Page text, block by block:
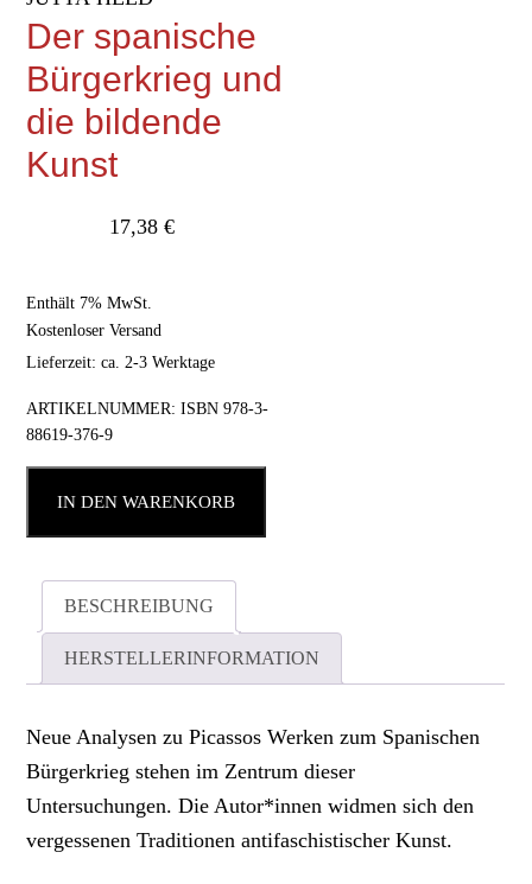
Der spanische
Bürgerkrieg und
die bildende
Kunst
17,38€
Enthält 7% MwSt.
Kostenloser Versand
Lieferzeit: ca. 2-3 Werktage
ARTIKELNUMMER:ISBN 978-3-
88619-376-9
IN DEN WARENKORB
BESCHREIBUNG
HERSTELLERINFORMATION
Neue Analysen zu Picassos Werken zum Spanischen
Bürgerkrieg stehen im Zentrum dieser
Untersuchungen. Die Autor*innen widmen sich den
vergessenen Traditionen antifaschistischer Kunst.